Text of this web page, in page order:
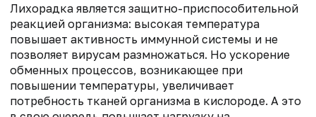
Лихорадка является защитно-приспособительной
реакцией организма: высокая температура
повышает активность иммунной системы и не
позволяет вирусам размножаться. Но ускорение
обменных процессов, возникающее при
повышении температуры, увеличивает
потребность тканей организма в кислороде. А это